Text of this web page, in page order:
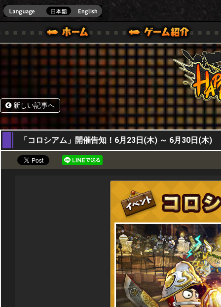
ONE VER.]
ガイド
ル｜HAPPY WARS(ハッピーウォーズ)公式サイト [ XBOX 360,XBOX ONE VER.]
サポート | HAPPY WARS(ハッピーウォーズ)公式サイ
新しい記事へ
23,06,2022
「コロシアム」開催告知！6月23日(木) ～ 6月30日(木)